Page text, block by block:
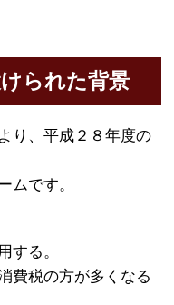
られた背景
り、平成２８年度の
ムです。
する。
費税の方が多くなる